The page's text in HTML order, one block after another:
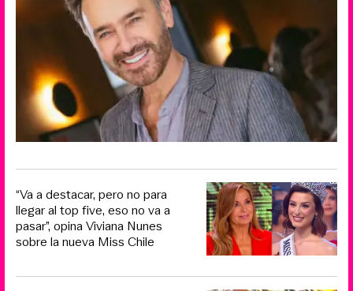
“Va a destacar, pero no para
llegar al top five, eso no va a
pasar”, opina Viviana Nunes
sobre la nueva Miss Chile